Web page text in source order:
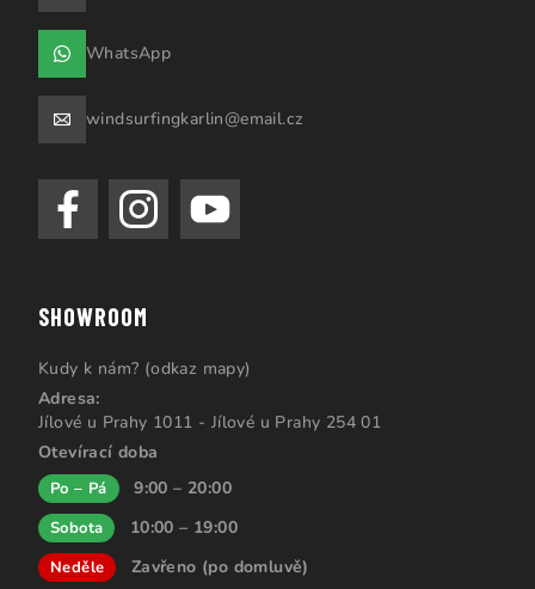
WhatsApp
windsurfingkarlin@email.cz
SHOWROOM
Kudy k nám? (odkaz mapy)
Adresa:
Jílové u Prahy 1011 - Jílové u Prahy 254 01
Otevírací doba
Po – Pá 9:00 – 20:00
Sobota 10:00 – 19:00
Neděle Zavřeno (po domluvě)